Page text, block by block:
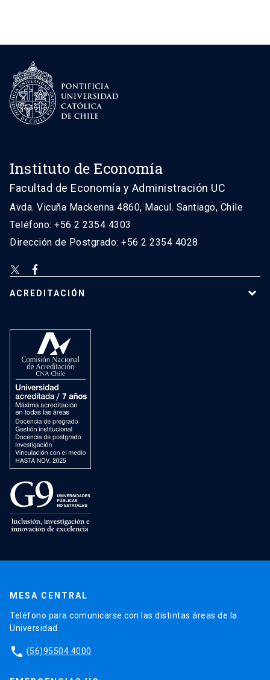
Instituto de Economía
Facultad de Economía y Administración UC
Avda. Vicuña Mackenna 4860, Macul. Santiago, Chile
Teléfono: +56 2 2354 4303
Dirección de Postgrado: +56 2 2354 4028
ACREDITACIÓN
MESA CENTRAL
Teléfono para comunicarse con las distintas áreas de la
Universidad.
phone (56)95504 4000